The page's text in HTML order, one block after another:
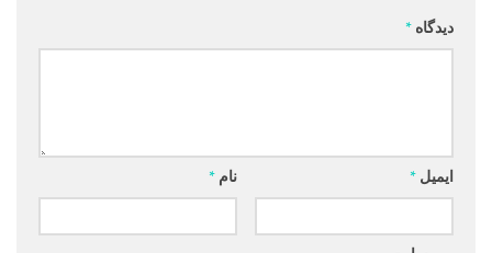
دیدگاه *
نام * ایمیل *